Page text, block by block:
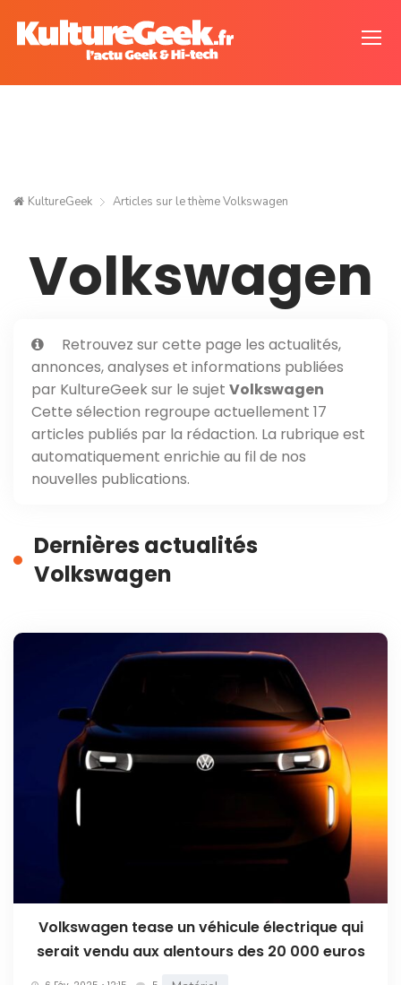
KultureGeek Articles sur le thèmeVolkswagen
Volkswagen
Retrouvez sur cette page les actualités,
annonces, analyses et informations publiées
par KultureGeek sur le sujet Volkswagen
Cette sélection regroupe actuellement 17
articles publiés par la rédaction. La rubrique est
automatiquement enrichie au fil de nos
nouvelles publications.
Dernières actualités
Volkswagen
Volkswagen tease un véhicule électrique qui
serait vendu aux alentours des 20 000 euros